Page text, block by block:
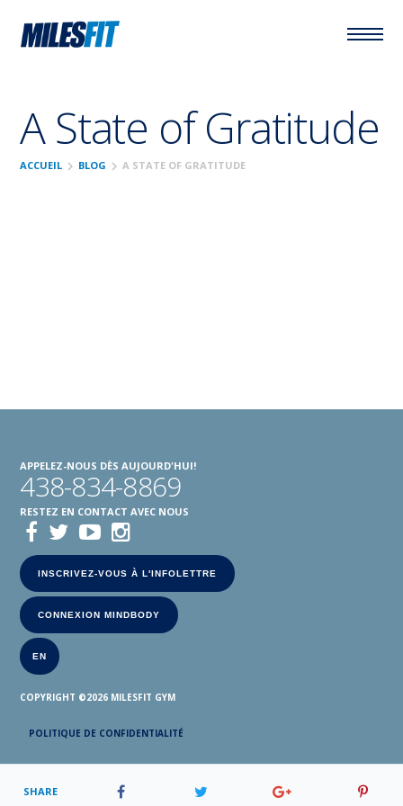
A State of Gratitude
ACCUEIL chevron_right BLOG chevron_rightA STATE OF GRATITUDE
SHARE
APPELEZ-NOUS DÈS AUJOURD'HUI!
438-834-8869
RESTEZ EN CONTACT AVEC NOUS
INSCRIVEZ-VOUS À L'INFOLETTRE
CONNEXION MINDBODY
EN
COPYRIGHT ©2026 MILESFIT GYM
POLITIQUE DE CONFIDENTIALITÉ